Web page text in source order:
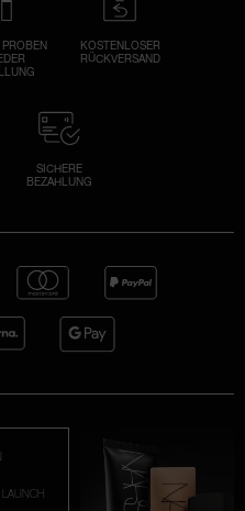
KOSTENLOSER
RÜCKVERSAND
SICHERE
BEZAHLUNG
LAUNCH